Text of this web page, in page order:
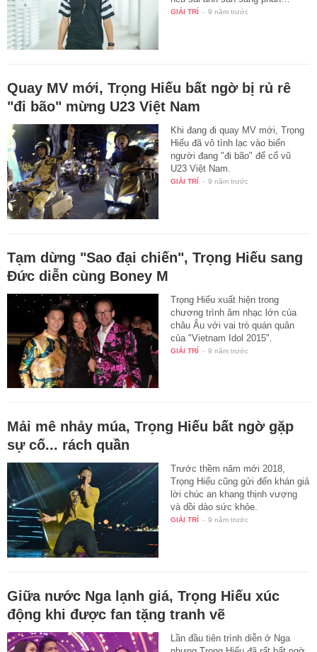
GIẢI TRÍ - 9 năm trước
Quay MV mới, Trọng Hiếu bất ngờ bị rủ rê
"đi bão" mừng U23 Việt Nam
Khi đang đi quay MV mới, Trọng
Hiếu đã vô tình lạc vào biển
người đang "đi bão" để cổ vũ
U23 Việt Nam.
GIẢI TRÍ - 9 năm trước
Tạm dừng "Sao đại chiến", Trọng Hiếu sang
Đức diễn cùng Boney M
Trọng Hiếu xuất hiện trong
chương trình âm nhạc lớn của
châu Âu với vai trò quán quân
của "Vietnam Idol 2015".
GIẢI TRÍ - 9 năm trước
Mải mê nhảy múa, Trọng Hiếu bất ngờ gặp
sự cố... rách quần
Trước thềm năm mới 2018,
Trọng Hiếu cũng gửi đến khán giả
lời chúc an khang thịnh vượng
và dồi dào sức khỏe.
GIẢI TRÍ - 9 năm trước
Giữa nước Nga lạnh giá, Trọng Hiếu xúc
động khi được fan tặng tranh vẽ
Lần đầu tiên trình diễn ở Nga